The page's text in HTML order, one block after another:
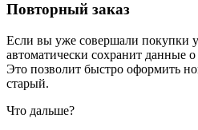
Повторный заказ
Если вы уже совершали покупки у
автоматически сохранит данные
Это позволит быстро оформить
старый.
Что дальше?